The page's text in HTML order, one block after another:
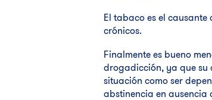
El tabaco es el
crónicos.
Finalmente es bueno
drogadicción, ya que su
situación como ser
abstinencia en ausencia